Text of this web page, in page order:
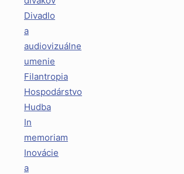
Divadlo
a
audiovizuálne
umenie
Filantropia
Hospodárstvo
Hudba
In
memoriam
Inovácie
a